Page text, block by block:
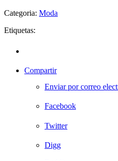
Categoria: Moda
Etiquetas:
Compartir
Enviar por correo
Facebook
Twitter
Digg